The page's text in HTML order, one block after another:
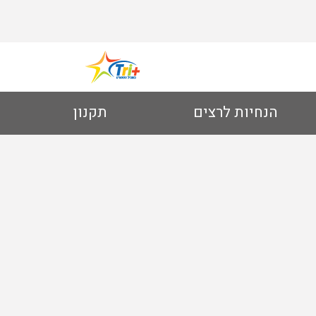
הנחיות לרצים תקנון